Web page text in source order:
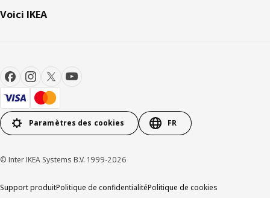
Voici IKEA
Paramètres des cookies FR
© Inter IKEA Systems B.V. 1999-2026
Support produitPolitique de confidentialitéPolitique de cookies